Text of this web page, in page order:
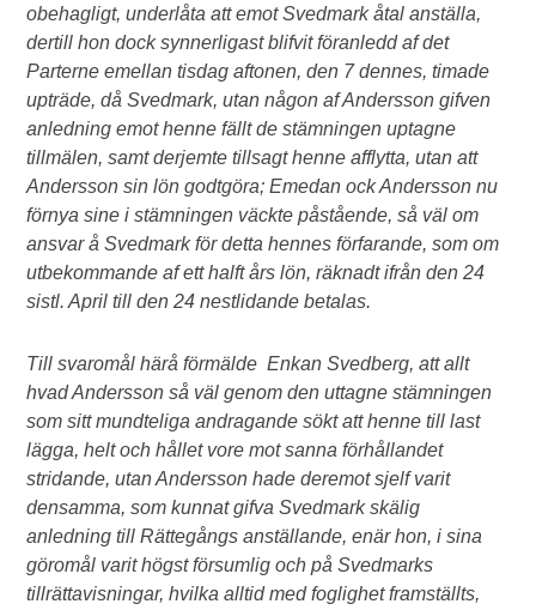
obehagligt, underlåta att emot Svedmark åtal anställa,
dertill hon dock synnerligast blifvit föranledd af det
Parterne emellan tisdag aftonen, den 7 dennes, timade
upträde, då Svedmark, utan någon af Andersson gifven
anledning emot henne fällt de stämningen uptagne
tillmälen, samt derjemte tillsagt henne afflytta, utan att
Andersson sin lön godtgöra; Emedan ock Andersson nu
förnya sine i stämningen väckte påstående, så väl om
ansvar å Svedmark för detta hennes förfarande, som om
utbekommande af ett halft års lön, räknadt ifrån den 24
sistl. April till den 24 nestlidande betalas.
Till svaromål härå förmälde Enkan Svedberg, att allt
hvad Andersson så väl genom den uttagne stämningen
som sitt mundteliga andragande sökt att henne till last
lägga, helt och hållet vore mot sanna förhållandet
stridande, utan Andersson hade deremot sjelf varit
densamma, som kunnat gifva Svedmark skälig
anledning till Rättegångs anställande, enär hon, i sina
göromål varit högst försumlig och på Svedmarks
tillrättavisningar, hvilka alltid med foglighet framställts,